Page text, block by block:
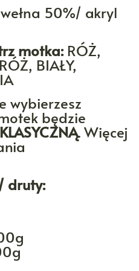
50%/ akryl
motka:RÓŻ,
BIAŁY,
wybierzesz
będzie
. Więcej
druty: